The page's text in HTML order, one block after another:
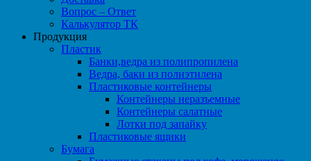
Вопрос – Ответ
Калькулятор ТК
Продукция
Пластик
Банки,ведра из полипропилена
Ведра, баки из полиэтилена
Пластиковые контейнеры
Контейнеры неразъемные
Контейнеры салатные
Лотки под запайку
Пластиковые ящики
Бумага